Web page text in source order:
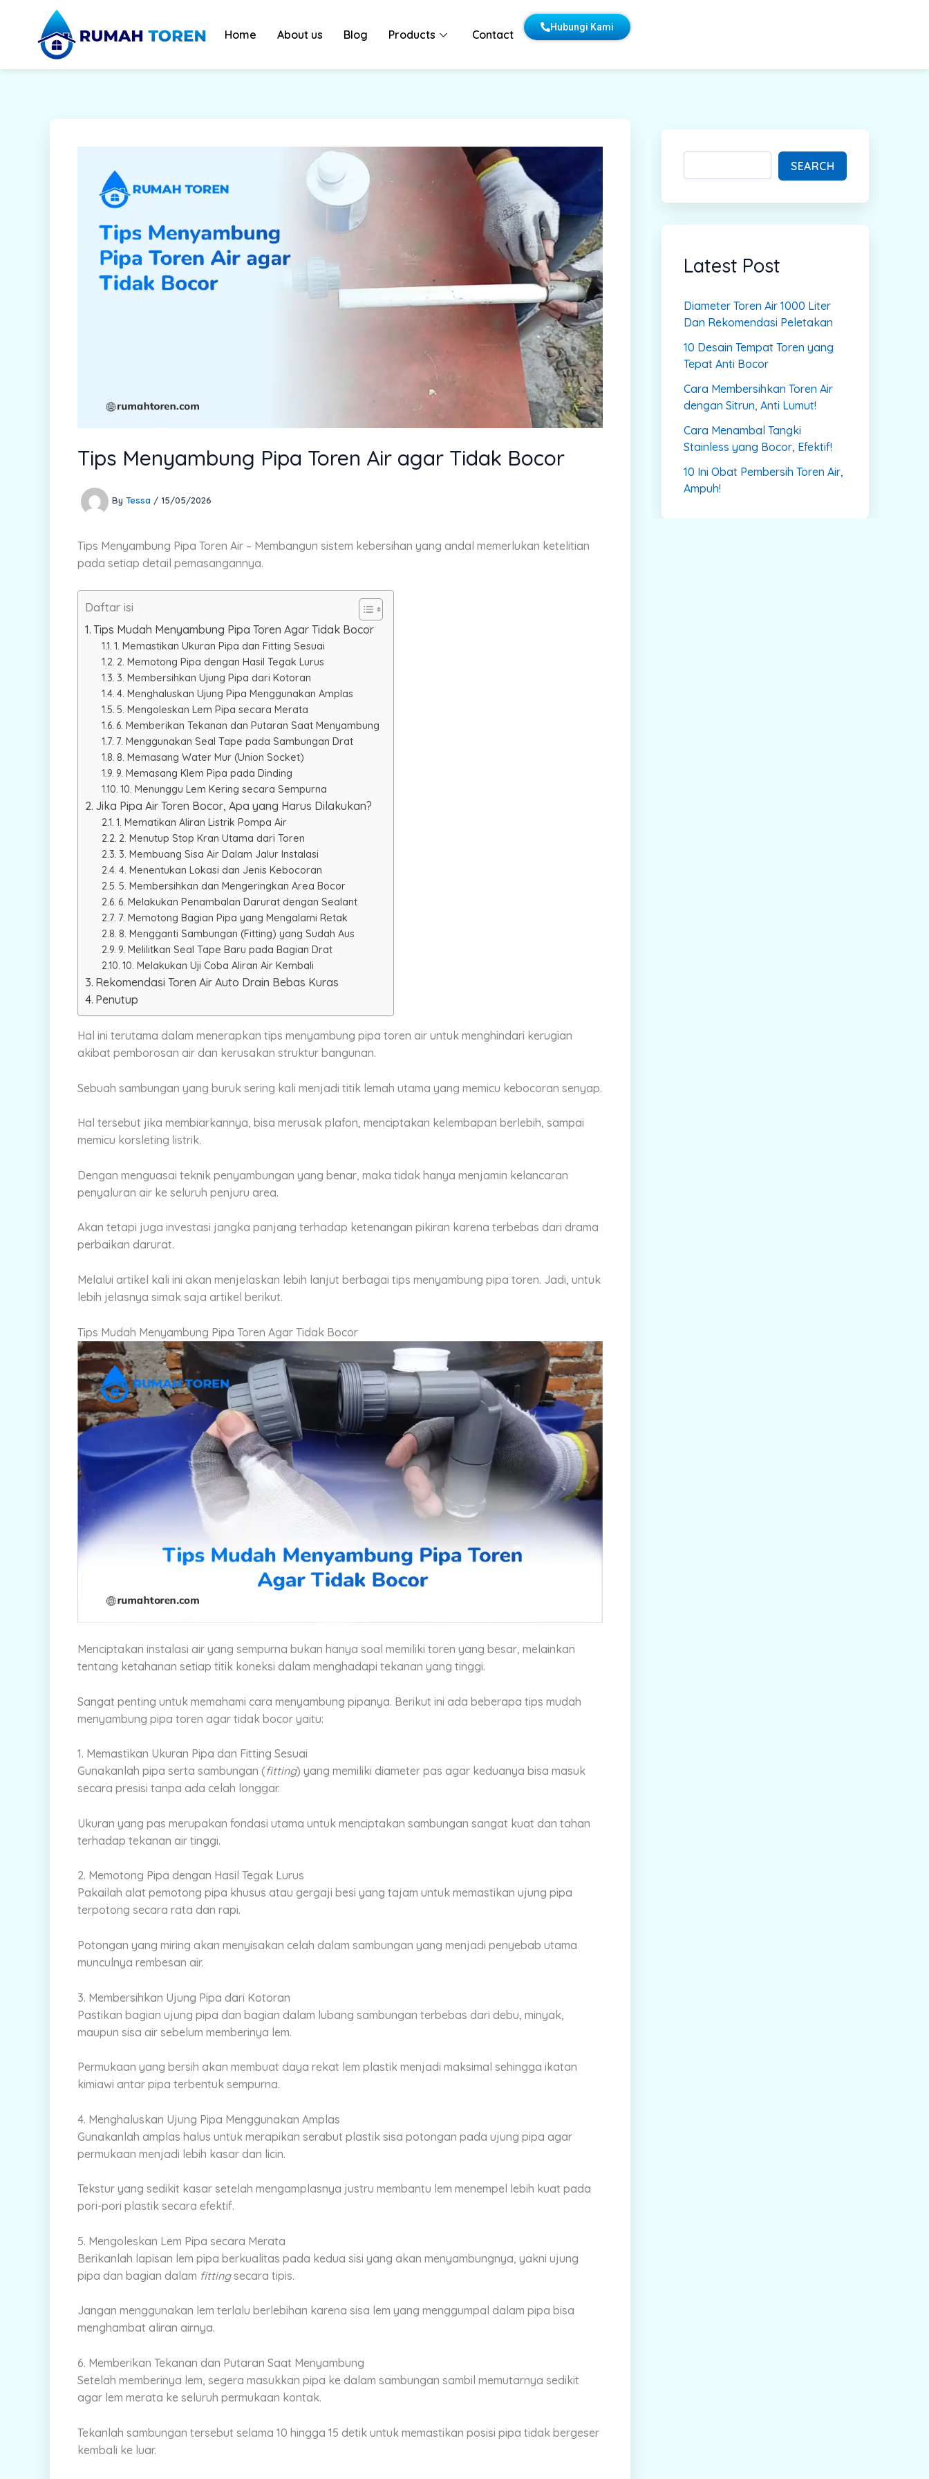
content
Home About us Blog Products Contact
Hubungi Kami
Tips Menyambung Pipa Toren Air agar Tidak Bocor
By Tessa / 15/05/2026
Tips Menyambung Pipa Toren Air – Membangun sistem kebersihan yang andal memerlukan ketelitian
pada setiap detail pemasangannya.
Daftar isi
Tips Mudah Menyambung Pipa Toren Agar Tidak Bocor
1. Memastikan Ukuran Pipa dan Fitting Sesuai
2. Memotong Pipa dengan Hasil Tegak Lurus
3. Membersihkan Ujung Pipa dari Kotoran
4. Menghaluskan Ujung Pipa Menggunakan Amplas
5. Mengoleskan Lem Pipa secara Merata
6. Memberikan Tekanan dan Putaran Saat Menyambung
7. Menggunakan Seal Tape pada Sambungan Drat
8. Memasang Water Mur (Union Socket)
9. Memasang Klem Pipa pada Dinding
10. Menunggu Lem Kering secara Sempurna
Jika Pipa Air Toren Bocor, Apa yang Harus Dilakukan?
1. Mematikan Aliran Listrik Pompa Air
2. Menutup Stop Kran Utama dari Toren
3. Membuang Sisa Air Dalam Jalur Instalasi
4. Menentukan Lokasi dan Jenis Kebocoran
5. Membersihkan dan Mengeringkan Area Bocor
6. Melakukan Penambalan Darurat dengan Sealant
7. Memotong Bagian Pipa yang Mengalami Retak
8. Mengganti Sambungan (Fitting) yang Sudah Aus
9. Melilitkan Seal Tape Baru pada Bagian Drat
10. Melakukan Uji Coba Aliran Air Kembali
Rekomendasi Toren Air Auto Drain Bebas Kuras
Penutup
Hal ini terutama dalam menerapkan tips menyambung pipa toren air untuk menghindari kerugian
akibat pemborosan air dan kerusakan struktur bangunan.
Sebuah sambungan yang buruk sering kali menjadi titik lemah utama yang memicu kebocoran senyap.
Hal tersebut jika membiarkannya, bisa merusak plafon, menciptakan kelembapan berlebih, sampai
memicu korsleting listrik.
Dengan menguasai teknik penyambungan yang benar, maka tidak hanya menjamin kelancaran
penyaluran air ke seluruh penjuru area.
Akan tetapi juga investasi jangka panjang terhadap ketenangan pikiran karena terbebas dari drama
perbaikan darurat.
Melalui artikel kali ini akan menjelaskan lebih lanjut berbagai tips menyambung pipa toren. Jadi, untuk
lebih jelasnya simak saja artikel berikut.
Tips Mudah Menyambung Pipa Toren Agar Tidak Bocor
Menciptakan instalasi air yang sempurna bukan hanya soal memiliki toren yang besar, melainkan
tentang ketahanan setiap titik koneksi dalam menghadapi tekanan yang tinggi.
Sangat penting untuk memahami cara menyambung pipanya. Berikut ini ada beberapa tips mudah
menyambung pipa toren agar tidak bocor yaitu:
1. Memastikan Ukuran Pipa dan Fitting Sesuai
Gunakanlah pipa serta sambungan (fitting) yang memiliki diameter pas agar keduanya bisa masuk
secara presisi tanpa ada celah longgar.
Ukuran yang pas merupakan fondasi utama untuk menciptakan sambungan sangat kuat dan tahan
terhadap tekanan air tinggi.
2. Memotong Pipa dengan Hasil Tegak Lurus
Pakailah alat pemotong pipa khusus atau gergaji besi yang tajam untuk memastikan ujung pipa
terpotong secara rata dan rapi.
Potongan yang miring akan menyisakan celah dalam sambungan yang menjadi penyebab utama
munculnya rembesan air.
3. Membersihkan Ujung Pipa dari Kotoran
Pastikan bagian ujung pipa dan bagian dalam lubang sambungan terbebas dari debu, minyak,
maupun sisa air sebelum memberinya lem.
Permukaan yang bersih akan membuat daya rekat lem plastik menjadi maksimal sehingga ikatan
kimiawi antar pipa terbentuk sempurna.
4. Menghaluskan Ujung Pipa Menggunakan Amplas
Gunakanlah amplas halus untuk merapikan serabut plastik sisa potongan pada ujung pipa agar
permukaan menjadi lebih kasar dan licin.
Tekstur yang sedikit kasar setelah mengamplasnya justru membantu lem menempel lebih kuat pada
pori-pori plastik secara efektif.
5. Mengoleskan Lem Pipa secara Merata
Berikanlah lapisan lem pipa berkualitas pada kedua sisi yang akan menyambungnya, yakni ujung
pipa dan bagian dalam fittingsecara tipis.
Jangan menggunakan lem terlalu berlebihan karena sisa lem yang menggumpal dalam pipa bisa
menghambat aliran airnya.
6. Memberikan Tekanan dan Putaran Saat Menyambung
Setelah memberinya lem, segera masukkan pipa ke dalam sambungan sambil memutarnya sedikit
agar lem merata ke seluruh permukaan kontak.
Tekanlah sambungan tersebut selama 10 hingga 15 detik untuk memastikan posisi pipa tidak bergeser
kembali ke luar.
a
c
SEARCH
Latest Post
Diameter Toren Air 1000 Liter
Dan Rekomendasi Peletakan
10 Desain Tempat Toren yang
Tepat Anti Bocor
Cara Membersihkan Toren Air
dengan Sitrun, Anti Lumut!
Cara Menambal Tangki
Stainless yang Bocor, Efektif!
10 Ini Obat Pembersih Toren Air,
Ampuh!